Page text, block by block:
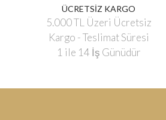
ÜCRETSİZ KARGO
5.000 TL Üzeri Ücretsiz
Kargo - Teslimat Süresi
1 ile 14 İş Günüdür